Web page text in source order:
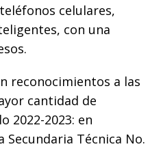
celulares,
con una
reconocimientos a las
cantidad de
2022-2023: en
Secundaria Técnica No.